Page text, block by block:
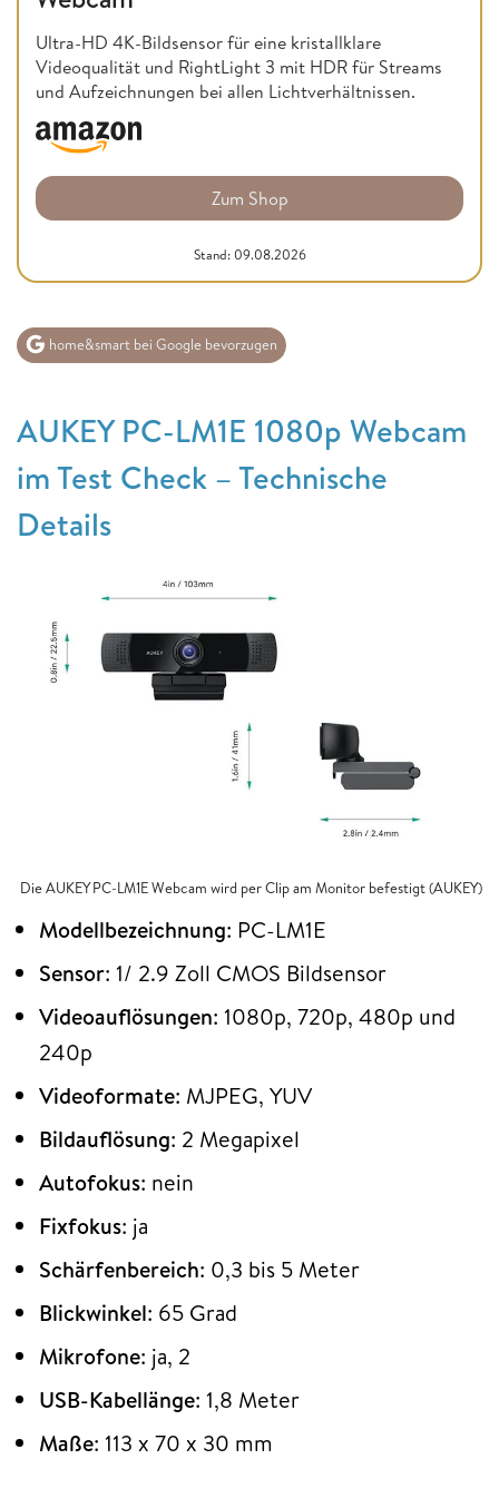
Ultra-HD 4K-Bildsensor für eine kristallklare
Videoqualität und RightLight 3 mit HDR für Streams
und Aufzeichnungen bei allen Lichtverhältnissen.
Zum Shop
Stand: 09.08.2026
home&smart bei Google bevorzugen
AUKEY PC-LM1E 1080p Webcam
im Test Check – Technische
Details
Die AUKEY PC-LM1E Webcam wird per Clip am Monitor befestigt (AUKEY)
Modellbezeichnung: PC-LM1E
Sensor: 1/ 2.9 Zoll CMOS Bildsensor
Videoauflösungen: 1080p, 720p, 480p und
240p
Videoformate: MJPEG, YUV
Bildauflösung: 2 Megapixel
Autofokus: nein
Fixfokus: ja
Schärfenbereich: 0,3 bis 5 Meter
Blickwinkel: 65 Grad
Mikrofone: ja, 2
USB-Kabellänge: 1,8 Meter
Maße: 113 x 70 x 30 mm